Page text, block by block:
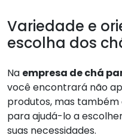
Variedade e
escolha dos
Na empresa de chá
você encontrará não
produtos, mas
para ajudá-lo a
suas necessidades.